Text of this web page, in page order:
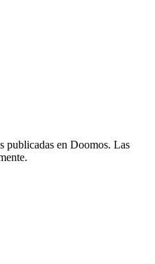
publicadas en Doomos. Las